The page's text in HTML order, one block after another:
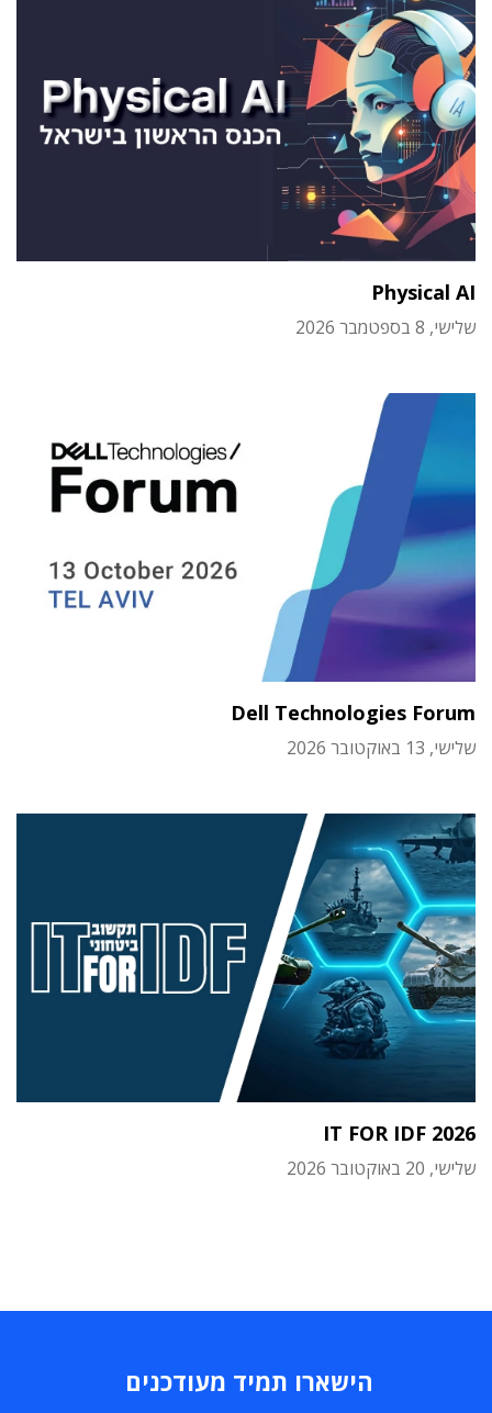
Physical AI
שלישי, 8 בספטמבר 2026
Dell Technologies Forum
שלישי, 13 באוקטובר 2026
IT FOR IDF 2026
שלישי, 20 באוקטובר 2026
הישארו תמיד מעודכנים